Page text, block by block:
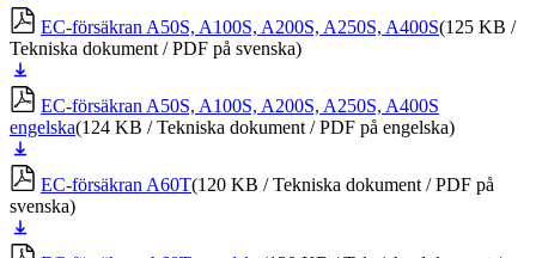
ner
EC-försäkran A50S, A100S, A200S, A250S, A400S(125 KB /
Tekniska dokument / PDF på svenska)
ner
EC-försäkran A50S, A100S, A200S, A250S, A400S
engelska(124 KB / Tekniska dokument / PDF på engelska)
ner
EC-försäkran A60T(120 KB / Tekniska dokument / PDF på
svenska)
ner